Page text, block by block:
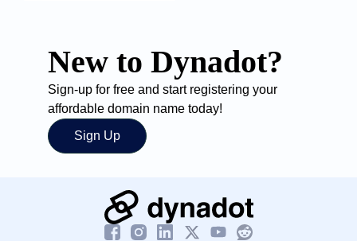
New to Dynadot?
Sign-up for free and start registering your
affordable domain name today!
Sign Up